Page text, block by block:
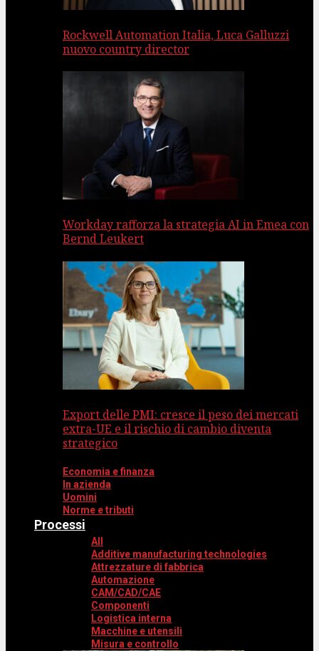
Rockwell Automation Italia, Luca Galluzzi
nuovo country director
Workday rafforza la strategia AI in Emea con
Bernd Leukert
Export delle PMI: cresce il peso dei mercati
extra-UE e il rischio di cambio diventa
strategico
Economia e finanza
In azienda
Uomini
Norme e tributi
Processi
All
Additive manufacturing technologies
Attrezzature di fabbrica
Automazione
CAM/CAD/CAE
Componenti
Logistica interna
Macchine e utensili
Misura e controllo